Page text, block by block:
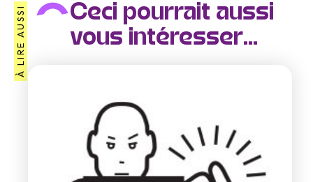
À LIRE AUSSI
Ceci pourrait aussi
vous intéresser...